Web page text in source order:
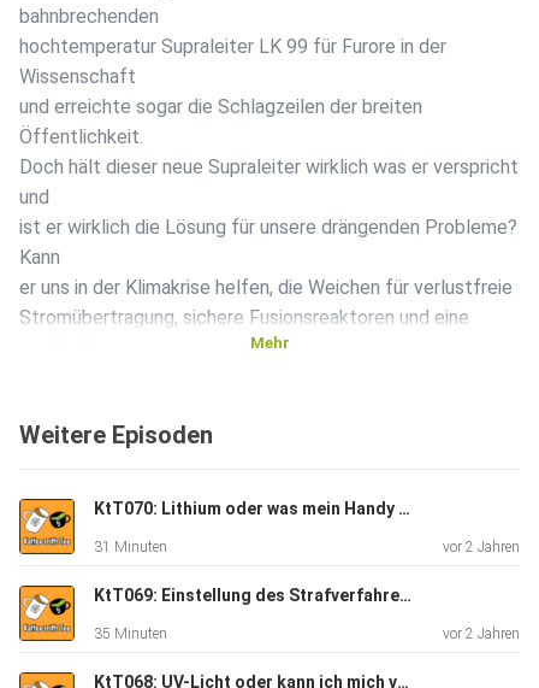
bahnbrechenden
hochtemperatur Supraleiter LK 99 für Furore in der
Wissenschaft
und erreichte sogar die Schlagzeilen der breiten
Öffentlichkeit.
Doch hält dieser neue Supraleiter wirklich was er verspricht
und
ist er wirklich die Lösung für unsere drängenden Probleme?
Kann
er uns in der Klimakrise helfen, die Weichen für verlustfreie
Stromübertragung, sichere Fusionsreaktoren und eine
Supraleiter ein. Wir werden die Wissenschaft hinter dem
verstehen, erklären, wie Supraleiter funktionieren und wo
bereits
klassische Supraleiter erfolgreich eingesetzt werden.
Mehr
Weitere Episoden
KtT070: Lithium oder was mein Handy mit einer Zitronenbrause zutun hat
31 Minuten vor 2 Jahren
KtT069: Einstellung des Strafverfahrens oder kann man sich von Strafe freikaufen?
35 Minuten vor 2 Jahren
KtT068: UV-Licht oder kann ich mich vor meinem Bildschirm bräunen